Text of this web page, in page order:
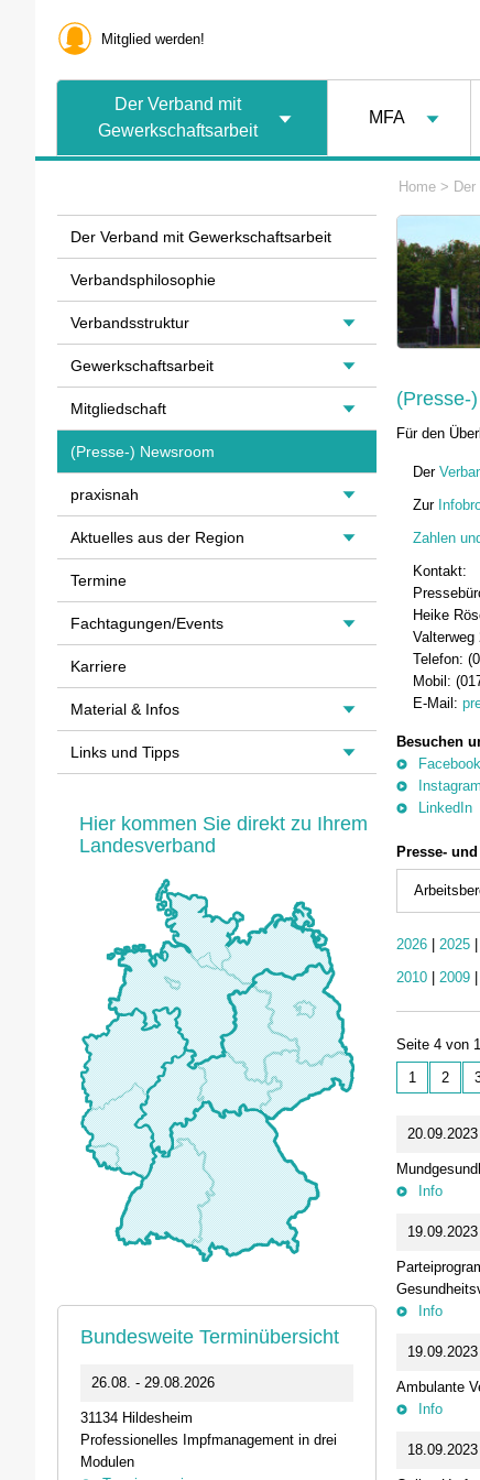
Mitglied werden!
Der Verband mit
Gewerkschaftsarbeit
MFA
Home > Der
(Presse-
Für den
Der
Zur
Zahlen
Kontakt:
Heike
Valterweg
Telefon:
Mobil:
E-Mail:
Besuchen
LinkedIn
Presse-
2026 | 2025 |
2010 | 2009 |
Seite 4 von
1
2
Info
Info
Ambulante
Info
Der Verband mit Gewerkschaftsarbeit
Verbandsphilosophie
Verbandsstruktur
Gewerkschaftsarbeit
Mitgliedschaft
(Presse-) Newsroom
praxisnah
Aktuelles aus der Region
Termine
Fachtagungen/Events
Karriere
Material & Infos
Links und Tipps
Hier kommen Sie direkt zu Ihrem
Landesverband
Bundesweite Terminübersicht
26.08. - 29.08.2026
31134 Hildesheim
Professionelles Impfmanagement in drei
Modulen
46562 Voerde
Termin